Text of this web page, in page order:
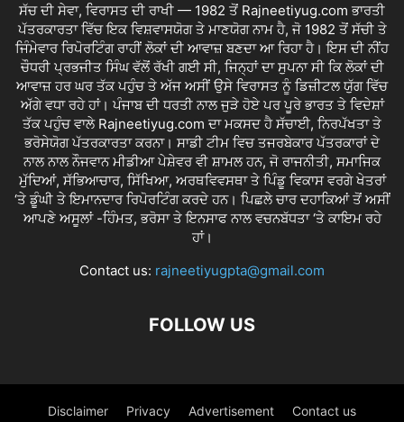
ਸੱਚ ਦੀ ਸੇਵਾ, ਵਿਰਾਸਤ ਦੀ ਰਾਖੀ — 1982 ਤੋਂ Rajneetiyug.com ਭਾਰਤੀ
ਪੱਤਰਕਾਰਤਾ ਵਿੱਚ ਇਕ ਵਿਸ਼ਵਾਸਯੋਗ ਤੇ ਮਾਣਯੋਗ ਨਾਮ ਹੈ, ਜੋ 1982 ਤੋਂ ਸੱਚੀ ਤੇ
ਜਿੰਮੇਵਾਰ ਰਿਪੋਰਟਿੰਗ ਰਾਹੀਂ ਲੋਕਾਂ ਦੀ ਆਵਾਜ਼ ਬਣਦਾ ਆ ਰਿਹਾ ਹੈ। ਇਸ ਦੀ ਨੀਂਹ
ਚੌਧਰੀ ਪ੍ਰਭਜੀਤ ਸਿੰਘ ਵੱਲੋਂ ਰੱਖੀ ਗਈ ਸੀ, ਜਿਨ੍ਹਾਂ ਦਾ ਸੁਪਨਾ ਸੀ ਕਿ ਲੋਕਾਂ ਦੀ
ਆਵਾਜ਼ ਹਰ ਘਰ ਤੱਕ ਪਹੁੰਚ ਤੇ ਅੱਜ ਅਸੀਂ ਉਸੇ ਵਿਰਾਸਤ ਨੂੰ ਡਿਜ਼ੀਟਲ ਯੁੱਗ ਵਿੱਚ
ਅੱਗੇ ਵਧਾ ਰਹੇ ਹਾਂ। ਪੰਜਾਬ ਦੀ ਧਰਤੀ ਨਾਲ ਜੁੜੇ ਹੋਏ ਪਰ ਪੂਰੇ ਭਾਰਤ ਤੇ ਵਿਦੇਸ਼ਾਂ
ਤੱਕ ਪਹੁੰਚ ਵਾਲੇ Rajneetiyug.com ਦਾ ਮਕਸਦ ਹੈ ਸੱਚਾਈ, ਨਿਰਪੱਖਤਾ ਤੇ
ਭਰੋਸੇਯੋਗ ਪੱਤਰਕਾਰਤਾ ਕਰਨਾ। ਸਾਡੀ ਟੀਮ ਵਿਚ ਤਜਰਬੇਕਾਰ ਪੱਤਰਕਾਰਾਂ ਦੇ
ਨਾਲ ਨਾਲ ਨੌਜਵਾਨ ਮੀਡੀਆ ਪੇਸ਼ੇਵਰ ਵੀ ਸ਼ਾਮਲ ਹਨ, ਜੋ ਰਾਜਨੀਤੀ, ਸਮਾਜਿਕ
ਮੁੱਦਿਆਂ, ਸੱਭਿਆਚਾਰ, ਸਿੱਖਿਆ, ਅਰਥਵਿਵਸਥਾ ਤੇ ਪਿੰਡੂ ਵਿਕਾਸ ਵਰਗੇ ਖੇਤਰਾਂ
‘ਤੇ ਡੂੰਘੀ ਤੇ ਇਮਾਨਦਾਰ ਰਿਪੋਰਟਿੰਗ ਕਰਦੇ ਹਨ। ਪਿਛਲੇ ਚਾਰ ਦਹਾਕਿਆਂ ਤੋਂ ਅਸੀਂ
ਆਪਣੇ ਅਸੂਲਾਂ -ਹਿੰਮਤ, ਭਰੋਸਾ ਤੇ ਇਨਸਾਫ ਨਾਲ ਵਚਨਬੱਧਤਾ ‘ਤੇ ਕਾਇਮ ਰਹੇ
ਹਾਂ।
Contact us: rajneetiyugpta@gmail.com
FOLLOW US
Disclaimer Privacy Advertisement Contact us